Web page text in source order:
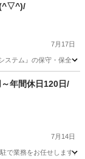
7月17日
ステム』の保守・保全
～年間休日120日/
7月14日
で業務をお任せします